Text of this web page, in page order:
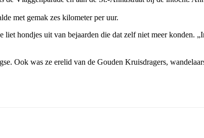
met gemak zes kilometer per uur.
hondjes uit van bejaarden die dat zelf niet meer konden.
Ook was ze erelid van de Gouden Kruisdragers,